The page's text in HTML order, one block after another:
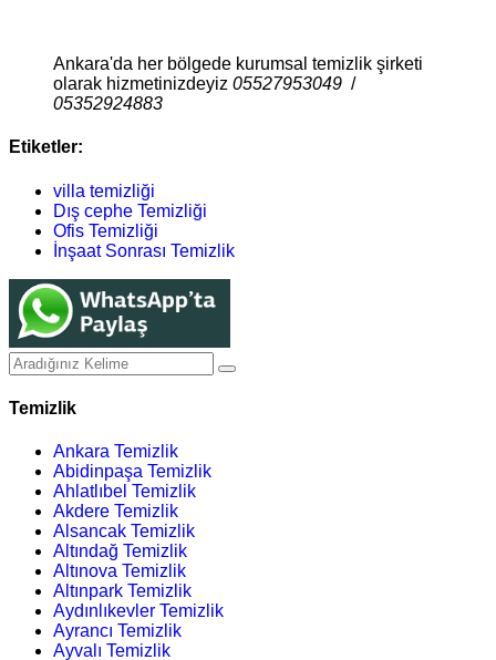
Ankara'da her bölgede kurumsal temizlik şirketi
olarak hizmetinizdeyiz 05527953049 /
05352924883
Etiketler:
villa temizliği
Dış cephe Temizliği
Ofis Temizliği
İnşaat Sonrası Temizlik
Temizlik
Ankara Temizlik
Abidinpaşa Temizlik
Ahlatlıbel Temizlik
Akdere Temizlik
Alsancak Temizlik
Altındağ Temizlik
Altınova Temizlik
Altınpark Temizlik
Aydınlıkevler Temizlik
Ayrancı Temizlik
Ayvalı Temizlik